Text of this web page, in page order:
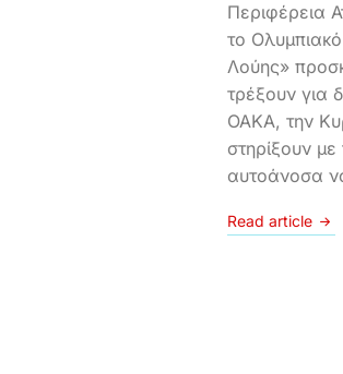
Περιφέρεια
το
Λούης»
τρέξουν για
ΟΑΚΑ, την
στηρίξουν
αυτοάνοσα
Read article